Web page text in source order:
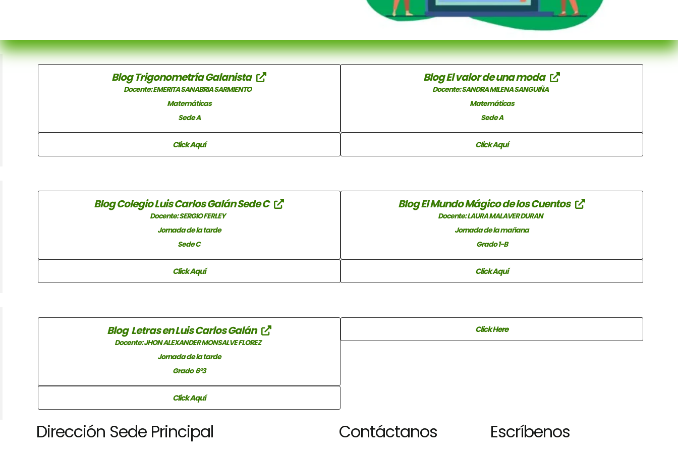
Blog Trigonometría Galanista
Docente: EMERITA SANABRIA SARMIENTO
Matemáticas
Sede A
Click Aquí
Blog El valor de una moda
Docente: SANDRA MILENA SANGUIÑA
Matemáticas
Sede A
Click Aquí
Blog Colegio Luis Carlos Galán Sede C
Docente: SERGIO FERLEY
Jornada de la tarde
Sede C
Click Aquí
Blog El Mundo Mágico de los Cuentos
Docente: LAURA MALAVER DURAN
Jornada de la mañana
Grado 1-B
Click Aquí
Blog Letras en Luis Carlos Galán
Docente: JHON ALEXANDER MONSALVE FLOREZ
Jornada de la tarde
Grado 6°3
Click Aquí
Click Here
Dirección Sede Principal Contáctanos Escríbenos